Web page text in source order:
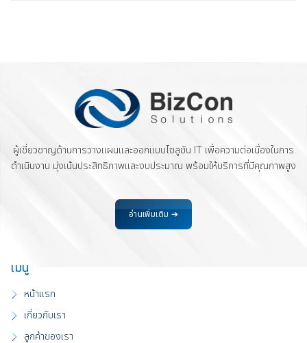
ผู้เชี่ยวชาญด้านการวางแผนและออกแบบโซลูชัน IT เพื่อความต่อเนื่องในการ
ดำเนินงาน มุ่งเน้นประสิทธิภาพและงบประมาณ พร้อมให้บริการที่มีคุณภาพสูง
อ่านเพิ่มเติม ➔
เมนู
หน้าแรก
เกี่ยวกับเรา
ลูกค้าของเรา